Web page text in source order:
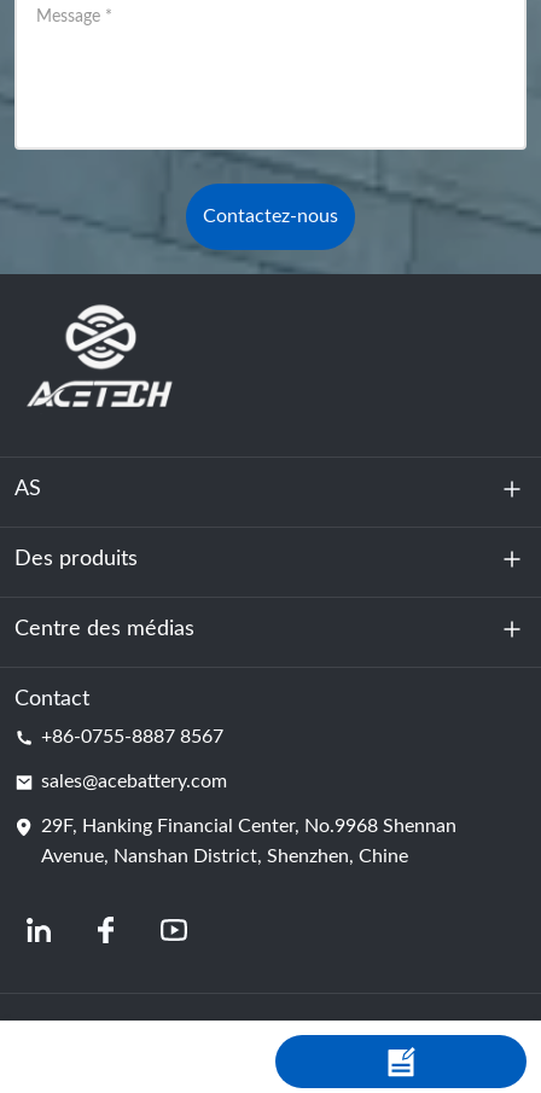
Message *
Contactez-nous
AS
À propos de nous
Durabilité
Des produits
Stockage d'énergie
Centre de données et salle des serveurs
Cellule de batterie
Centre des médias
Nouvelles
Contact
+86-0755-8887 8567
sales@acebattery.com
29F, Hanking Financial Center, No.9968 Shennan
Avenue, Nanshan District, Shenzhen, Chine
© 2024 Fabricants chinois de batteries lithium-ion | Usine et entreprise de
batteries au lithium | Batterie ACE, fournie par Shopastro
politique de
-4